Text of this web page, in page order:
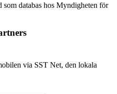
databas hos Myndigheten för
via SST Net, den lokala